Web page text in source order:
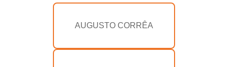
AUGUSTO CORRÊA